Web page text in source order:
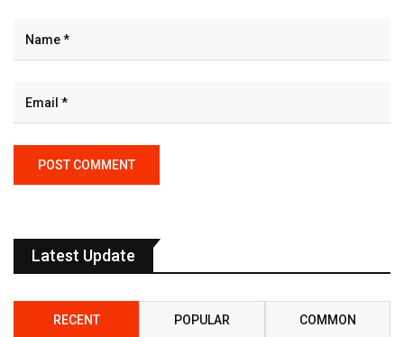
Latest Update
RECENT POPULAR COMMON